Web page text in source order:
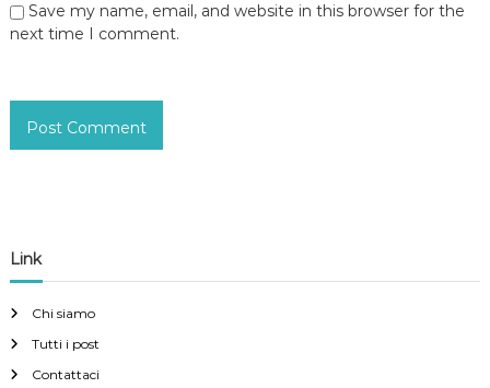
Save my name, email, and website in this browser for the
next time I comment.
Link
Chi siamo
Tutti i post
Contattaci